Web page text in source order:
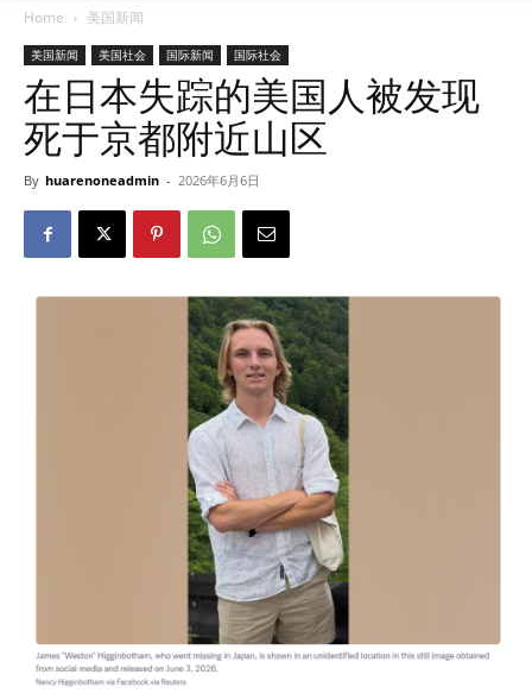
Home 美国新闻
美国新闻 美国社会 国际新闻 国际社会
在日本失踪的美国人被发现
死于京都附近山区
By huarenoneadmin - 2026年6月6日